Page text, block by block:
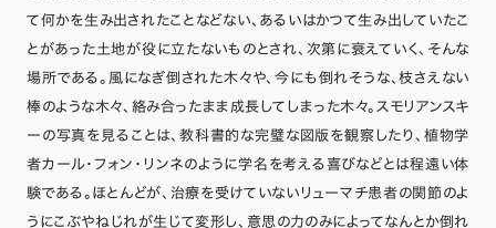
て何かを生み出されたことなどない、あるいはかつて生み出していたこ
とがあった土地が役に立たないものとされ、次第に衰えていく、そんな
場所である。風になぎ倒された木々や、今にも倒れそうな、枝さえない
棒のような木々、絡み合ったまま成長してしまった木々。スモリアンスキ
ーの写真を見ることは、教科書的な完璧な図版を観察したり、植物学
者カール・フォン・リンネのように学名を考える喜びなどとは程遠い体
験である。ほとんどが、治療を受けていないリューマチ患者の関節のよ
うにこぶやねじれが生じて変形し、意思の力のみによってなんとか倒れ